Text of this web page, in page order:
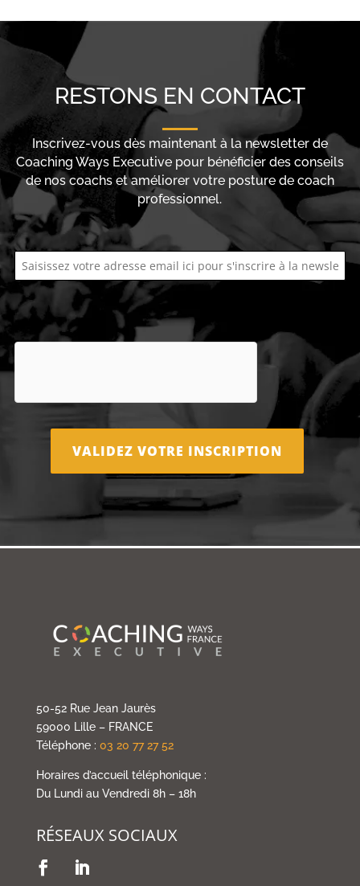
RESTONS EN CONTACT
Inscrivez-vous dès maintenant à la newsletter de
Coaching Ways Executive pour bénéficier des conseils
de nos coachs et améliorer votre posture de coach
professionnel.
email
50-52 Rue Jean Jaurès
59000 Lille – FRANCE
Téléphone : 03 20 77 27 52
Horaires d’accueil téléphonique :
Du Lundi au Vendredi 8h – 18h
RÉSEAUX SOCIAUX